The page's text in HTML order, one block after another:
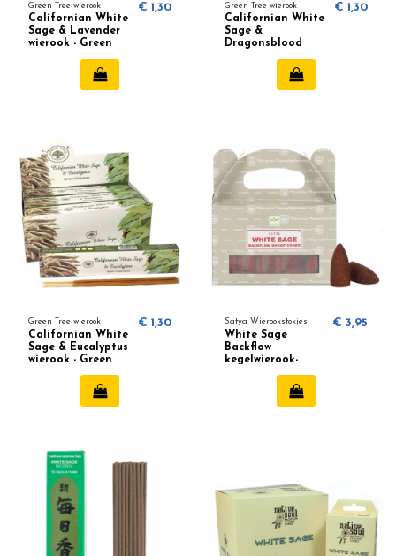
Green Tree wierook
Californian White
Sage & Lavender
wierook - Green
€ 1,30 Green Tree wierook
Californian White
Sage &
Dragonsblood
€ 1,30
Green Tree wierook
Californian White
Sage & Eucalyptus
wierook - Green
€ 1,30 Satya Wierookstokjes
White Sage
Backflow
kegelwierook-
€ 3,95